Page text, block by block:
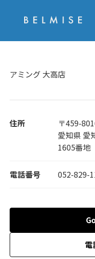
アミング 大高店
住所
〒459-
愛知県 愛
1605番地
電話番号 052-829-
電